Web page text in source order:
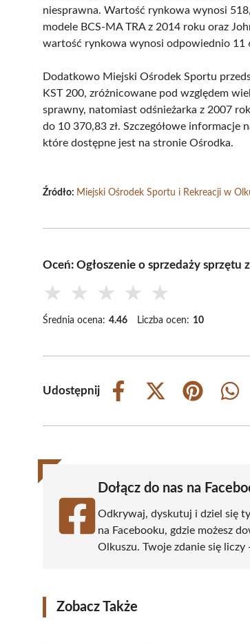
niesprawna. Wartość rynkowa wynosi
modele BCS-MA TRA z 2014 roku oraz
wartość rynkowa wynosi odpowiednio 11
Dodatkowo Miejski Ośrodek Sportu
KST 200, zróżnicowane pod względem
sprawny, natomiast odśnieżarka z 2007
do 10 370,83 zł. Szczegółowe informacje
które dostępne jest na stronie Ośrodka.
Źródło: Miejski Ośrodek Sportu i Rekreacji w
Oceń: Ogłoszenie o sprzedaży
★ ★ ★ ★ ★
Średnia ocena: 4.46 Liczba ocen: 10
Udostępnij
Share
Share
(Twitter)
Share
Dołącz do nas na
Odkrywaj, dyskutuj i dziel się
na Facebooku, gdzie możesz
Olkuszu. Twoje zdanie się liczy
Zobacz Także